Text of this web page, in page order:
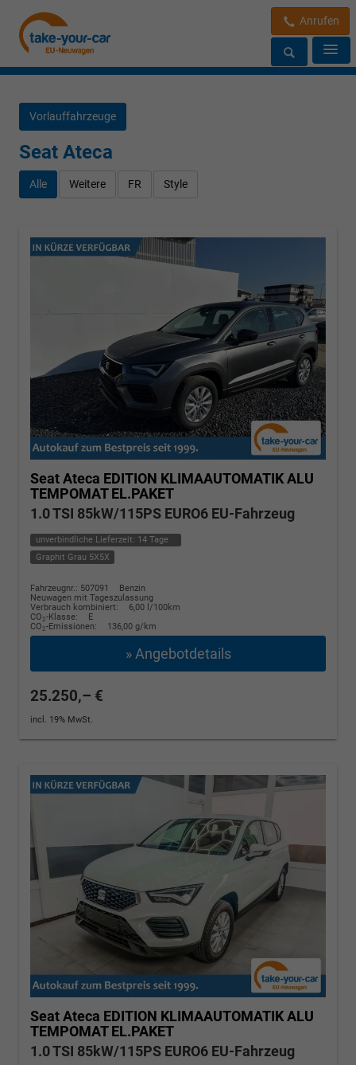
Anrufen
Vorlauffahrzeuge
Seat Ateca
Alle Weitere FR Style
Seat Ateca EDITION KLIMAAUTOMATIK ALU
TEMPOMAT EL.PAKET
1.0 TSI 85kW/115PS EURO6 EU-Fahrzeug
unverbindliche Lieferzeit: 14 Tage
Graphit Grau 5X5X
Fahrzeugnr.: 507091
Benzin
Neuwagen mit Tageszulassung
Verbrauch kombiniert:
6,00 l/100km
CO2-Klasse:
E
CO2-Emissionen: 136,00 g/km
» Angebotdetails
25.250,– €
incl. 19% MwSt.
Seat Ateca EDITION KLIMAAUTOMATIK ALU
TEMPOMAT EL.PAKET
1.0 TSI 85kW/115PS EURO6 EU-Fahrzeug